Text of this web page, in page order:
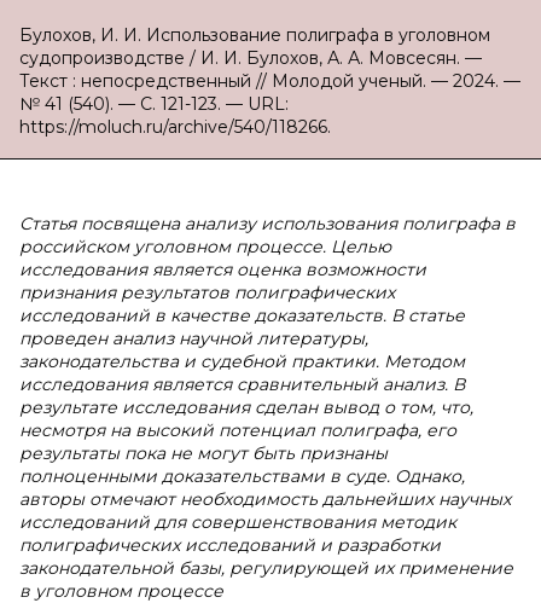
Булохов, И. И. Использование полиграфа в уголовном
судопроизводстве / И. И. Булохов, А. А. Мовсесян. —
Текст : непосредственный // Молодой ученый. — 2024. —
№ 41 (540). — С. 121-123. — URL:
https://moluch.ru/archive/540/118266.
Статья посвящена анализу использования полиграфа в
российском уголовном процессе. Целью
исследования является оценка возможности
признания результатов полиграфических
исследований в качестве доказательств. В статье
проведен анализ научной литературы,
законодательства и судебной практики. Методом
исследования является сравнительный анализ. В
результате исследования сделан вывод о том, что,
несмотря на высокий потенциал полиграфа, его
результаты пока не могут быть признаны
полноценными доказательствами в суде. Однако,
авторы отмечают необходимость дальнейших научных
исследований для совершенствования методик
полиграфических исследований и разработки
законодательной базы, регулирующей их применение
в уголовном процессе